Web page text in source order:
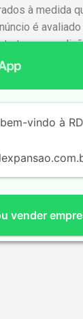
à medida
é
e
com
acontece
Fale
em Uberlândia.
vindo à